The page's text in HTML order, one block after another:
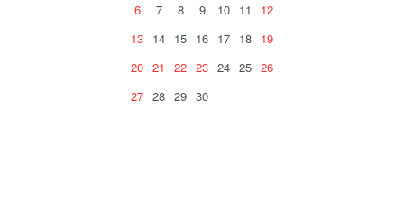
6
7 8 9 10 11
12
13 14 15 16 17 18 19
20 21 22 23 24 25 26
27 28 29 30